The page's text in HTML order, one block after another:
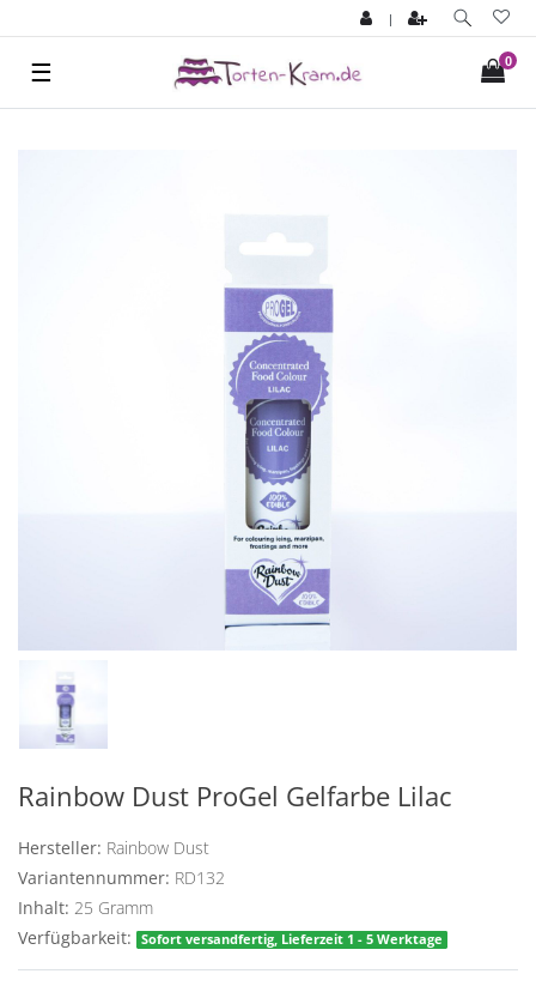
|
0
☰
Rainbow Dust ProGel Gelfarbe Lilac
Hersteller: Rainbow Dust
Variantennummer: RD132
Inhalt: 25 Gramm
Verfügbarkeit:
Sofort versandfertig, Lieferzeit 1 - 5 Werktage